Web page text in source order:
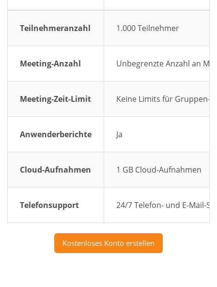
Teilnehmeranzahl 1.000 Teilnehmer
Meeting-Anzahl Unbegrenzte Anzahl an
Meeting-Zeit-Limit Keine Limits für Gruppen-
Anwenderberichte Ja
Cloud-Aufnahmen 1 GB Cloud-Aufnahmen
Telefonsupport 24/7 Telefon- und E-Mail-
Kostenloses Konto erstellen